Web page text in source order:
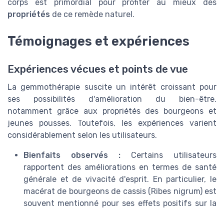
corps est primordial pour profiter au mieux des
propriétés de ce remède naturel.
Témoignages et expériences
Expériences vécues et points de vue
La gemmothérapie suscite un intérêt croissant pour
ses possibilités d'amélioration du bien-être,
notamment grâce aux propriétés des bourgeons et
jeunes pousses. Toutefois, les expériences varient
considérablement selon les utilisateurs.
Bienfaits observés : Certains utilisateurs
rapportent des améliorations en termes de santé
générale et de vivacité d'esprit. En particulier, le
macérat de bourgeons de cassis (Ribes nigrum) est
souvent mentionné pour ses effets positifs sur la